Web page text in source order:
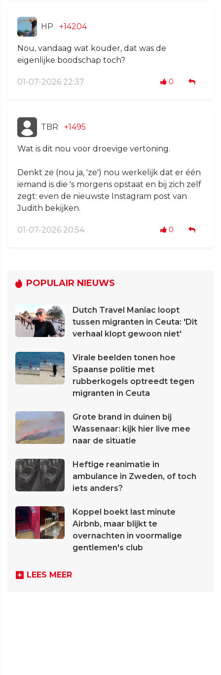
HP +14204
Nou, vandaag wat kouder, dat was de
eigenlijke boodschap toch?
01-07-2026 22:37 0
TBR +1495
Wat is dit nou voor droevige vertoning.
Denkt ze (nou ja, 'ze') nou werkelijk dat er één
iemand is die 's morgens opstaat en bij zich zelf
zegt: even de nieuwste Instagram post van
Judith bekijken.
01-07-2026 20:54 0
POPULAIR NIEUWS
Dutch Travel Maniac loopt
tussen migranten in Ceuta: 'Dit
verhaal klopt gewoon niet'
Virale beelden tonen hoe
Spaanse politie met
rubberkogels optreedt tegen
migranten in Ceuta
Grote brand in duinen bij
Wassenaar: kijk hier live mee
naar de situatie
Heftige reanimatie in
ambulance in Zweden, of toch
iets anders?
Koppel boekt last minute
Airbnb, maar blijkt te
overnachten in voormalige
gentlemen's club
LEES MEER